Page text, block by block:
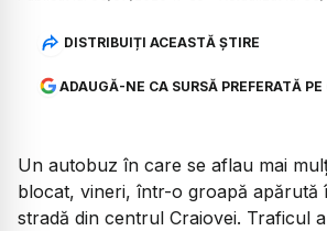
DISTRIBUIȚI ACEASTĂ ȘTIRE
ADAUGĂ-NE CA SURSĂ PREFERATĂ PE
Un autobuz în care se aflau mai
blocat, vineri, într-o groapă apărută
stradă din centrul Craiovei. Traficul